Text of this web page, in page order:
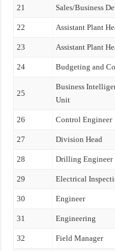
21 Sales/Business
22 Assistant Plant
23 Assistant Plant
24 Budgeting and
25
Business
Unit
26 Control Engineer
27 Division Head
28 Drilling Engineer
29 Electrical
30 Engineer
31 Engineering
32 Field Manager